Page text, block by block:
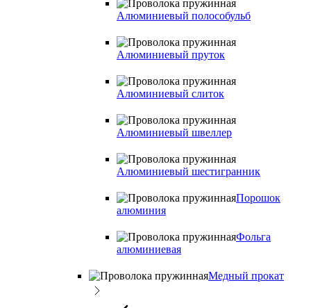
Алюминиевый полособульб
Алюминиевый пруток
Алюминиевый слиток
Алюминиевый швеллер
Алюминиевый шестигранник
Порошок
алюминия
Фольга
алюминиевая
Медный прокат